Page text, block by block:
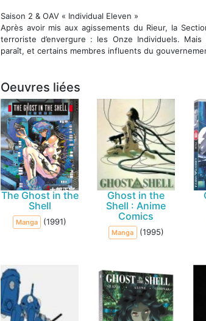
Saison 2 & OAV « Individual Eleven »
Après avoir mis aux agissements du Rieur, la
terroriste d’envergure : les Onze Individuels.
paraît, et certains membres influents du
Oeuvres liées
The Ghost in the
Shell
Manga (1991)
Ghost in the
Shell : Anime
Comics
Manga (1995)